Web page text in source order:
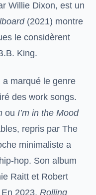
Willie Dixon, est un
(2021) montre
le considèrent
King.
marqué le genre
des work songs.
ou I’m in the Mood
repris par The
minimaliste a
hop. Son album
Raitt et Robert
2023, Rolling